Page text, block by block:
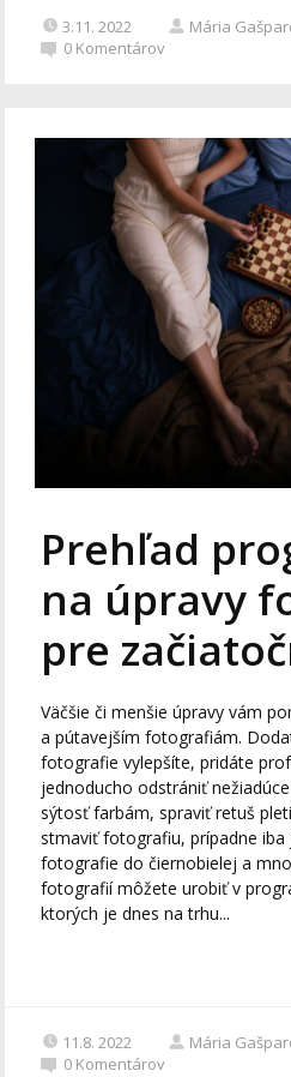
3.11. 2022 Mária
0 Komentárov
Prehľad
na úpravy
pre
Väčšie či menšie úpravy vám
a pútavejším fotografiám.
fotografie vylepšíte, pridáte
jednoducho odstrániť
sýtosť farbám, spraviť retuš
stmaviť fotografiu, prípadne
fotografie do čiernobielej a
fotografií môžete urobiť v
ktorých je dnes na trhu...
11.8. 2022 Mária
0 Komentárov